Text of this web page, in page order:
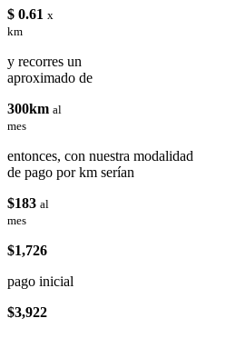
$ 0.61 x
km
y recorres un
aproximado de
300km al
mes
entonces, con nuestra modalidad
de pago por km serían
$183 al
mes
$1,726
pago inicial
$3,922